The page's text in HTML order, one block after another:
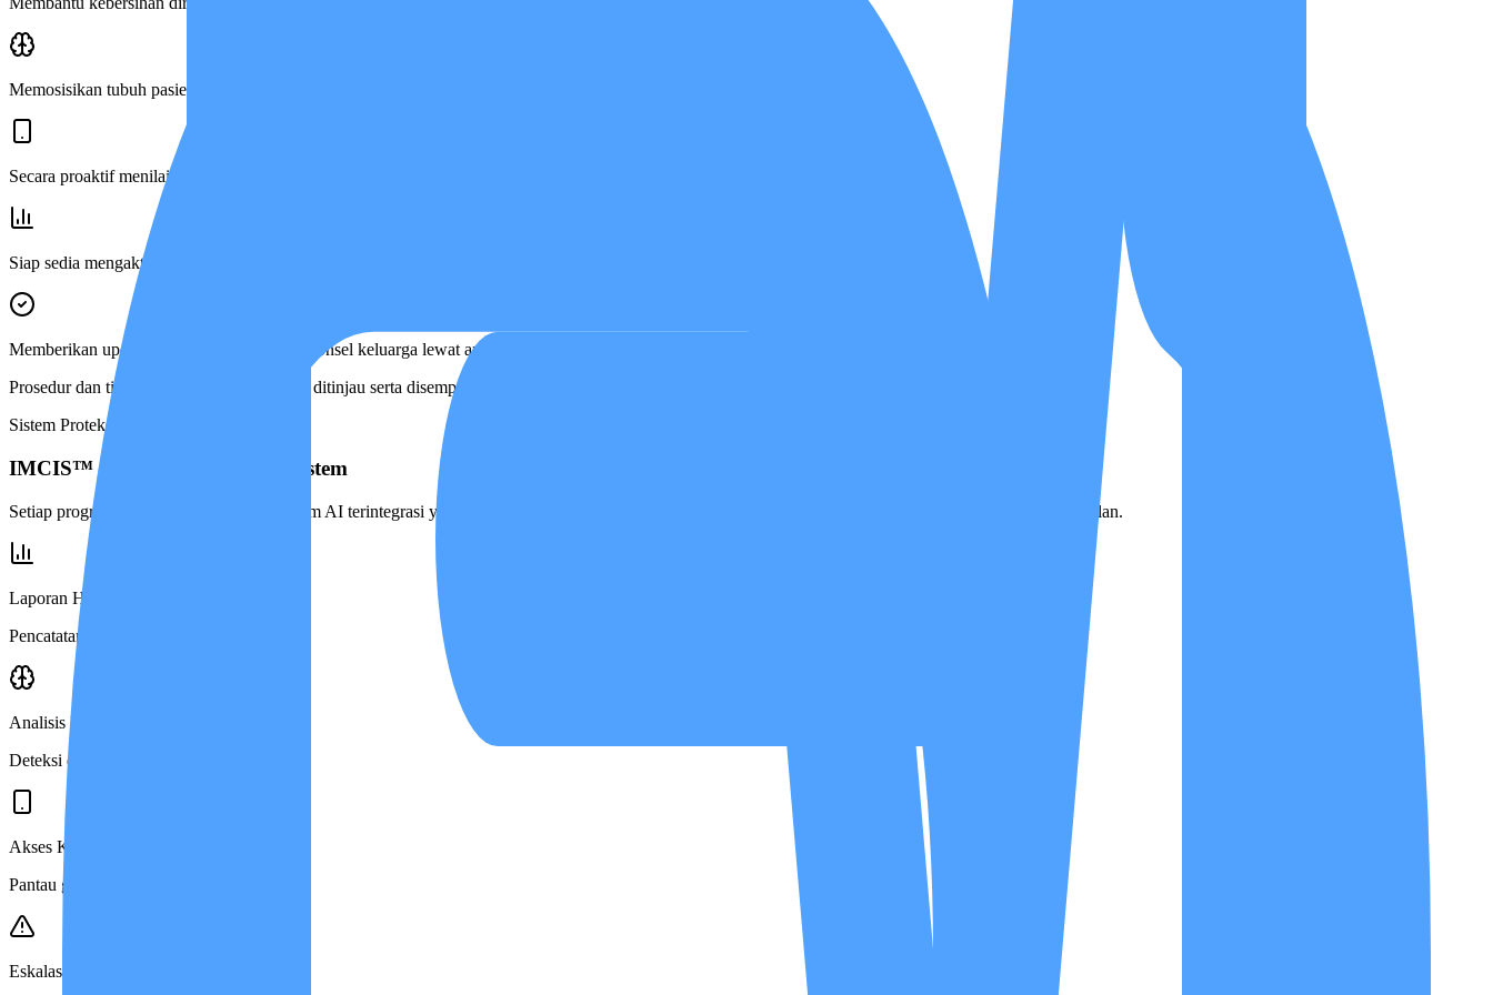
Memosisikan tubuh pasien secara berkala agar sirkulasi darahnya lancar
Secara proaktif menilai dan mencegah risiko penyumbatan napas atau infeksi
Siap sedia mengaktifkan langkah darurat jika terlihat tanda penurunan fungsi tubuh
Memberikan update real-time langsung ke ponsel keluarga lewat aplikasi IMCIS™
Prosedur dan tindakan medis ini akan terus ditinjau serta disempurnakan oleh tim dokter kami dari waktu ke waktu.
Sistem Proteksi Pasien
IMCIS™ — Care Intelligence System
Setiap program perawatan dijaga oleh sistem AI terintegrasi yang menganalisis kondisi harian pasien, mendeteksi risiko, dan menyusun rekomendasi Care Plan.
Laporan Harian
Pencatatan klinis otomatis setiap hari.
Analisis Risiko AI
Deteksi dini perubahan kondisi klinis.
Akses Keluarga
Pantau grafik kesehatan dari mana saja.
Eskalasi Otomatis